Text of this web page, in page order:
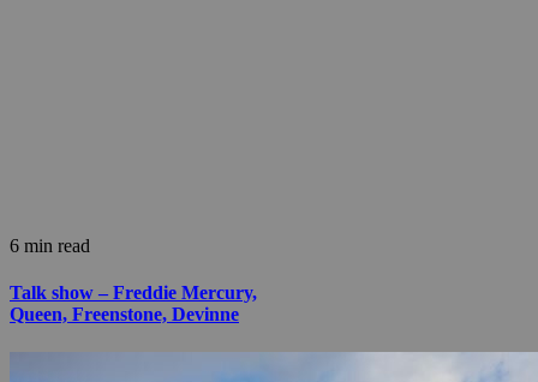
6 min read
Talk show – Freddie Mercury,
Queen, Freenstone, Devinne